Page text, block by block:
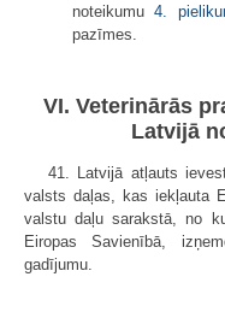
noteikumu4.
pazīmes.
VI. Veterinārās
Latvijā
41. Latvijā atļauts
valsts daļas, kas iekļauta
valstu daļu sarakstā, no
Eiropas Savienībā,
gadījumu.